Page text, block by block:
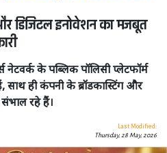
डिजिटल इनोवेशन का मजबूत
नेटवर्क के पब्लिक पॉलिसी प्लेटफॉर्म
साथ ही कंपनी के ब्रॉडकास्टिंग और
संभाल रहे हैं।
Last Modified:
Thursday, 28 May, 2026